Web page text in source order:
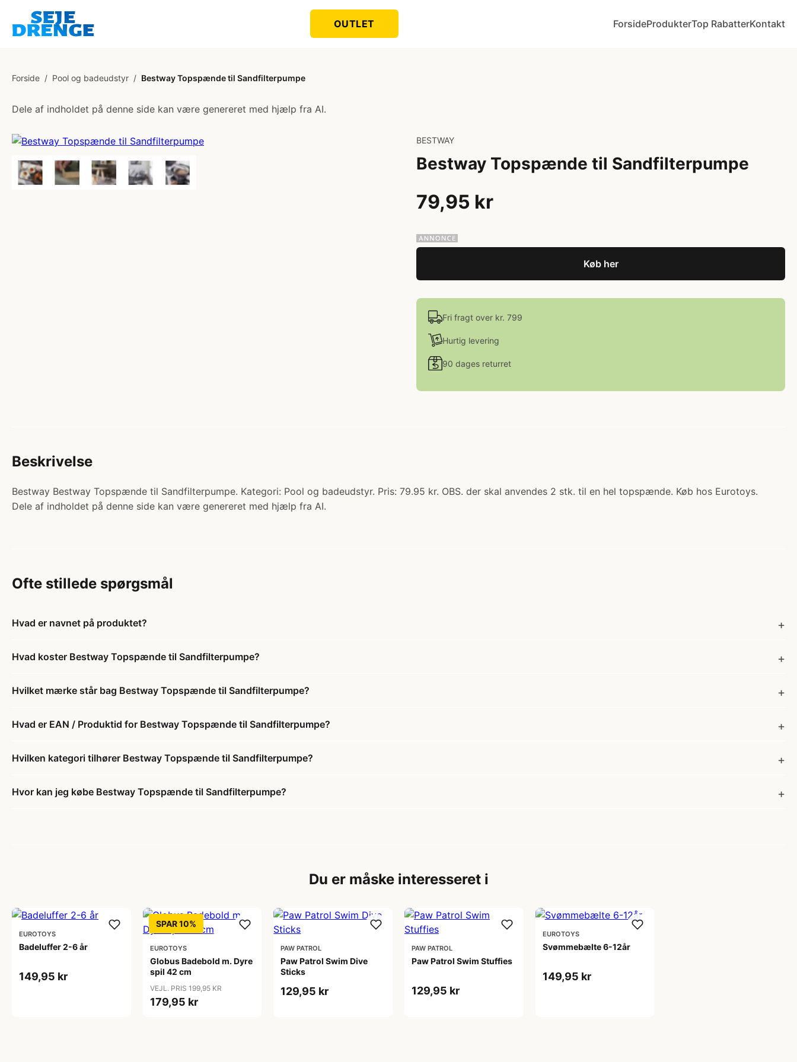
OUTLET ForsideProdukterTop RabatterKontakt
Forside / Pool og badeudstyr / Bestway Topspænde til Sandfilterpumpe
Dele af indholdet på denne side kan være genereret med hjælp fra AI.
BESTWAY
Bestway Topspænde til Sandfilterpumpe
79,95 kr
Køb her
Fri fragt over kr. 799
Hurtig levering
90 dages returret
Beskrivelse
Bestway Bestway Topspænde til Sandfilterpumpe. Kategori: Pool og badeudstyr. Pris: 79.95 kr. OBS. der skal anvendes 2 stk. til en hel topspænde. Køb hos Eurotoys.
Dele af indholdet på denne side kan være genereret med hjælp fra AI.
Ofte stillede spørgsmål
Hvad er navnet på produktet?
Hvad koster Bestway Topspænde til Sandfilterpumpe?
Hvilket mærke står bag Bestway Topspænde til Sandfilterpumpe?
Hvad er EAN / Produktid for Bestway Topspænde til Sandfilterpumpe?
Hvilken kategori tilhører Bestway Topspænde til Sandfilterpumpe?
Hvor kan jeg købe Bestway Topspænde til Sandfilterpumpe?
Du er måske interesseret i
EUROTOYS
Badeluffer 2-6 år
149,95 kr
SPAR 10%
EUROTOYS
Globus Badebold m. Dyre
spil 42 cm
VEJL. PRIS 199,95 KR
179,95 kr
PAW PATROL
Paw Patrol Swim Dive
Sticks
129,95 kr
PAW PATROL
Paw Patrol Swim Stuffies
129,95 kr
EUROTOYS
Svømmebælte 6-12år
149,95 kr